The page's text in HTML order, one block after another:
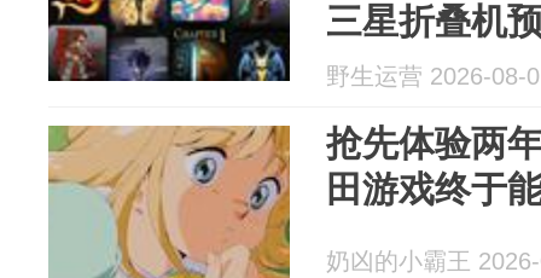
三星折叠机
野生运营 2026-08-
抢先体验两
田游戏终于
奶凶的小霸王